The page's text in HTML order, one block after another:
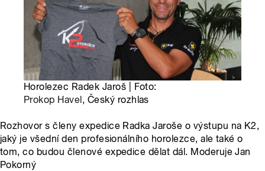
Horolezec Radek Jaroš | Foto:
Prokop Havel, Český rozhlas
Rozhovor s členy expedice Radka Jaroše o výstupu na K2,
jaký je všední den profesionálního horolezce, ale také o
tom, co budou členové expedice dělat dál. Moderuje Jan
Pokorný